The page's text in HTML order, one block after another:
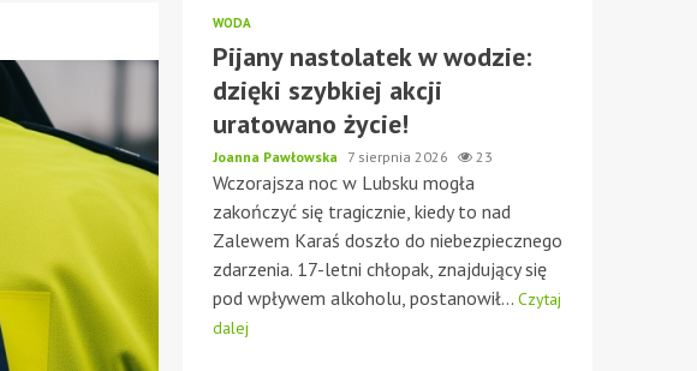
WODA
Pijany nastolatek w wodzie:
dzięki szybkiej akcji
uratowano życie!
Joanna Pawłowska 7 sierpnia 2026 23
Wczorajsza noc w Lubsku mogła
zakończyć się tragicznie, kiedy to nad
Zalewem Karaś doszło do niebezpiecznego
zdarzenia. 17-letni chłopak, znajdujący się
pod wpływem alkoholu, postanowił... Czytaj
dalej